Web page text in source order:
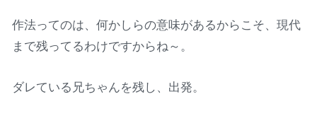
作法ってのは、何かしらの意味があるからこそ、現代
まで残ってるわけですからね～。
ダレている兄ちゃんを残し、出発。